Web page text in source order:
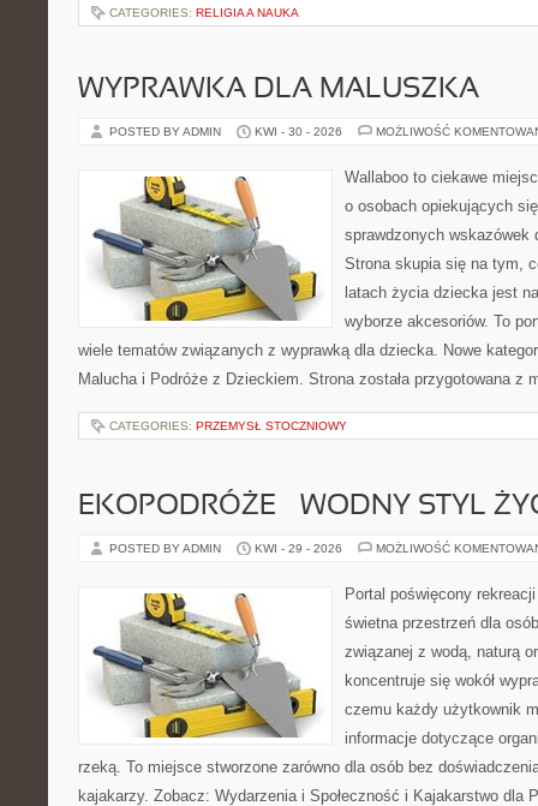
CATEGORIES: RELIGIA A NAUKA
WYPRAWKA DLA MALUSZKA
POSTED BY ADMIN KWI - 30 - 2026 MOŻLIWOŚĆ
Wallaboo to ciekawe
o osobach opiekujących
sprawdzonych wskazówek
Strona skupia się na tym,
latach życia dziecka jest
wyborze akcesoriów. To
wiele tematów związanych z wyprawką dla dziecka. Nowe
Malucha i Podróże z Dzieckiem. Strona została przygotowana z
CATEGORIES: PRZEMYSŁ STOCZNIOWY
EKOPODRÓŻE – WODNY STYL
POSTED BY ADMIN KWI - 29 - 2026 MOŻLIWOŚĆ
Portal poświęcony
świetna przestrzeń dla
związanej z wodą, naturą
koncentruje się wokół
czemu każdy użytkownik
informacje dotyczące
rzeką. To miejsce stworzone zarówno dla osób bez
kajakarzy. Zobacz: Wydarzenia i Społeczność i Kajakarstwo dla